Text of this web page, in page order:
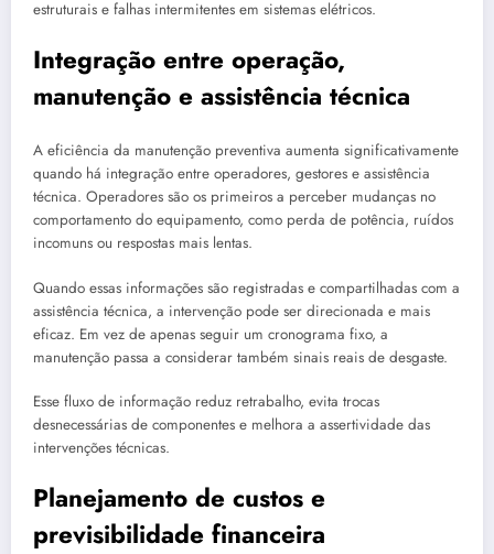
estruturais e falhas intermitentes em sistemas elétricos.
Integração entre operação,
manutenção e assistência técnica
A eficiência da manutenção preventiva aumenta significativamente
quando há integração entre operadores, gestores e assistência
técnica. Operadores são os primeiros a perceber mudanças no
comportamento do equipamento, como perda de potência, ruídos
incomuns ou respostas mais lentas.
Quando essas informações são registradas e compartilhadas com a
assistência técnica, a intervenção pode ser direcionada e mais
eficaz. Em vez de apenas seguir um cronograma fixo, a
manutenção passa a considerar também sinais reais de desgaste.
Esse fluxo de informação reduz retrabalho, evita trocas
desnecessárias de componentes e melhora a assertividade das
intervenções técnicas.
Planejamento de custos e
previsibilidade financeira